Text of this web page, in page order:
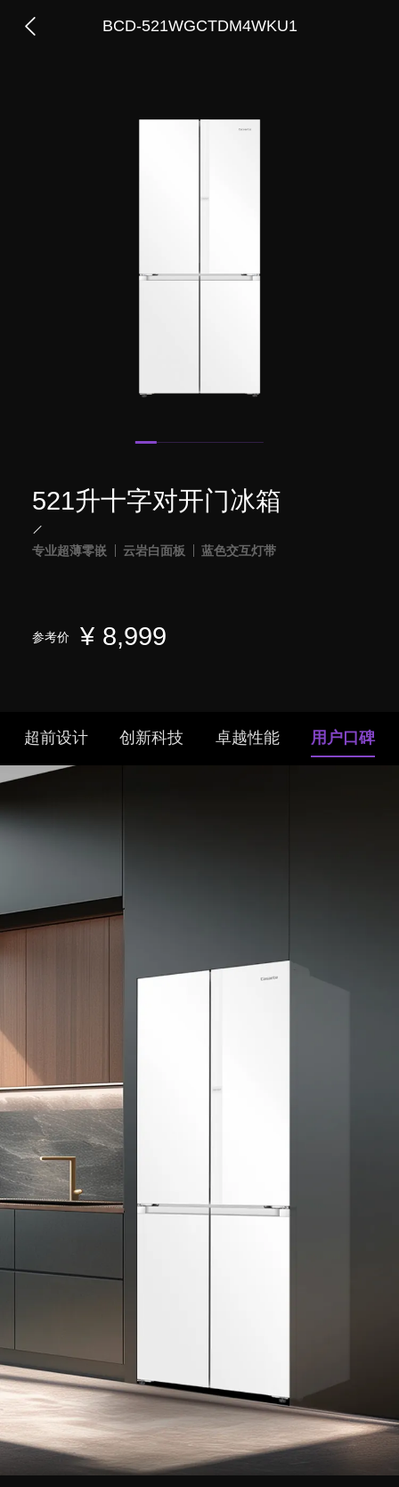
BCD-521WGCTDM4WKU1
521升十字对开门冰箱
专业超薄零嵌 云岩白面板 蓝色交互灯带
参考价 ¥ 8,999
超前设计 创新科技 卓越性能 用户口碑